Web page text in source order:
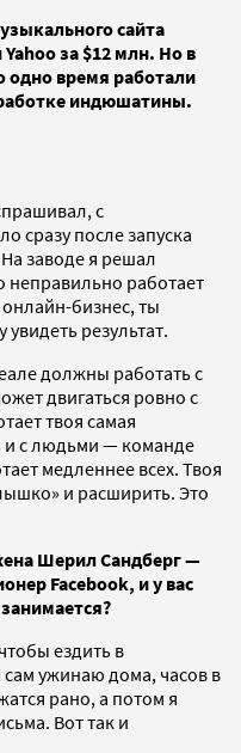
сайта
за $12 млн. Но в
одно время работали
индюшатины.
с
сразу после запуска
заводе я решал
работает
бизнес, ты
результат.
должны работать с
двигаться ровно с
твоя самая
с людьми — команде
медленнее всех. Твоя
и расширить. Это
Шерил Сандберг —
Facebook, и у вас
ездить в
ужинаю дома, часов в
рано, а потом я
Вот так и